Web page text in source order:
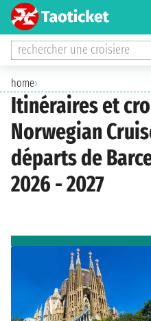
rechercher une croisiere
home›
Itinéraires et
Norwegian
départs de
2026 - 2027